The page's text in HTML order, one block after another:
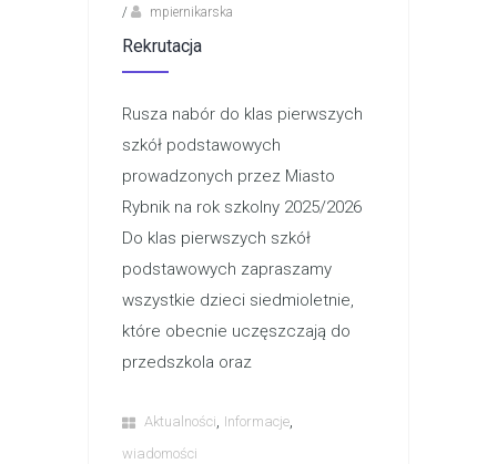
/
mpiernikarska
Rekrutacja
Rusza nabór do klas pierwszych
szkół podstawowych
prowadzonych przez Miasto
Rybnik na rok szkolny 2025/2026
Do klas pierwszych szkół
podstawowych zapraszamy
wszystkie dzieci siedmioletnie,
które obecnie uczęszczają do
przedszkola oraz
Aktualności, Informacje,
wiadomości